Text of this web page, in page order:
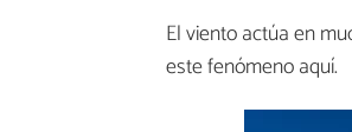
El viento actúa en
este fenómeno aquí.